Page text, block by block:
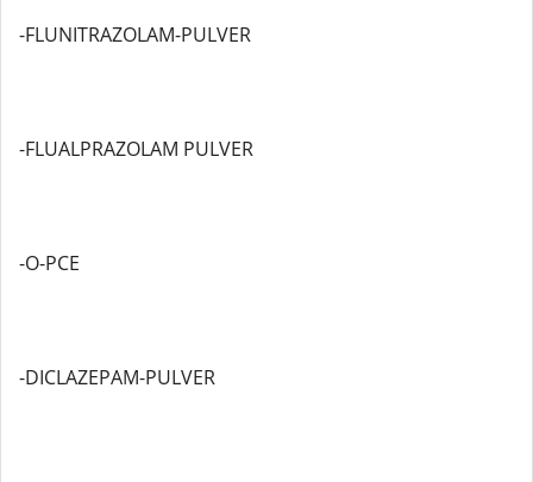
-FLUNITRAZOLAM-PULVER
-FLUALPRAZOLAM PULVER
-O-PCE
-DICLAZEPAM-PULVER